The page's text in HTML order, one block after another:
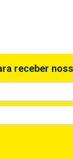
receber